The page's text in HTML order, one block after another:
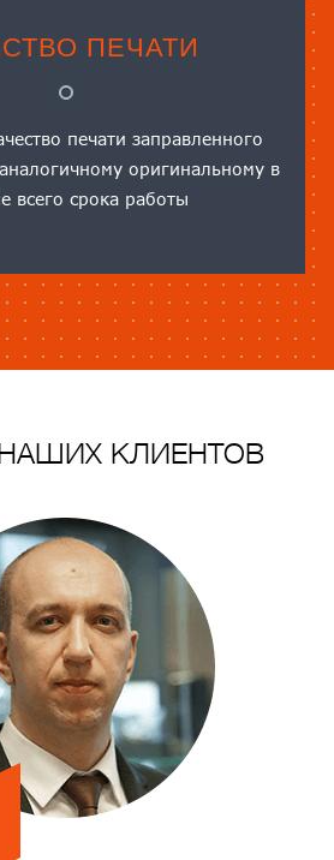
ПЕЧАТИ
печати заправленного
оригинальному в
всего срока работы
КЛИЕНТОВ